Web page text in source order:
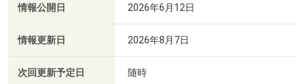
情報公開日 2026年6月12日
情報更新日 2026年8月7日
次回更新予定日 随時